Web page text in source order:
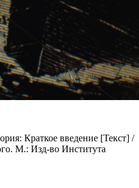
Краткое введение [Текст] /
М.: Изд-во Института